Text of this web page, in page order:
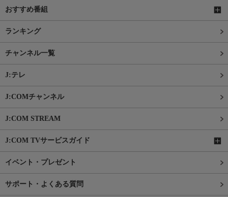
おすすめ番組
ランキング
チャンネル一覧
J:テレ
J:COMチャンネル
J:COM STREAM
J:COM TVサービスガイド
イベント・プレゼント
サポート・よくある質問